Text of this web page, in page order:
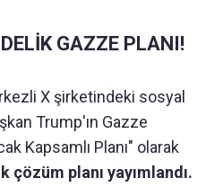
GAZZE PLANI!
X şirketindeki sosyal
Trump'ın Gazze
Kapsamlı Planı" olarak
çözüm planı yayımlandı.